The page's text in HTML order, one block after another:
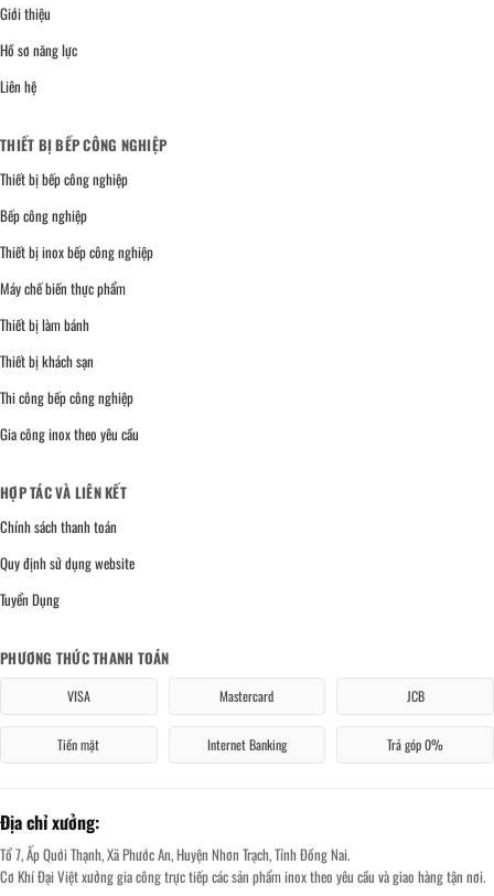
Giới thiệu
Hồ sơ năng lực
Liên hệ
THIẾT BỊ BẾP CÔNG NGHIỆP
Thiết bị bếp công nghiệp
Bếp công nghiệp
Thiết bị inox bếp công nghiệp
Máy chế biến thực phẩm
Thiết bị làm bánh
Thiết bị khách sạn
Thi công bếp công nghiệp
Gia công inox theo yêu cầu
HỢP TÁC VÀ LIÊN KẾT
Chính sách thanh toán
Quy định sử dụng website
Tuyển Dụng
PHƯƠNG THỨC THANH TOÁN
VISA Mastercard JCB
Tiền mặt Internet Banking Trả góp 0%
Địa chỉ xưởng:
Tổ 7, Ấp Quới Thạnh, Xã Phước An, Huyện Nhơn Trạch, Tỉnh Đồng Nai.
Cơ Khí Đại Việt xưởng gia công trực tiếp các sản phẩm inox theo yêu cầu và giao hàng tận nơi.